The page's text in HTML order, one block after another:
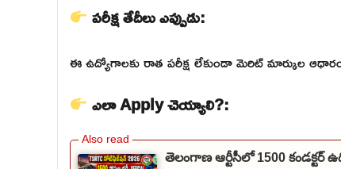
పరీక్ష తేదీలు ఎప్పుడు:
ఈ ఉద్యోగాలకు రాత పరీక్ష లేకుండా మెరిట్ మార్కుల
ఎలా Apply చెయ్యాలి?:
తెలంగాణ ఆర్టీసీలో 1500 కండక్టర్